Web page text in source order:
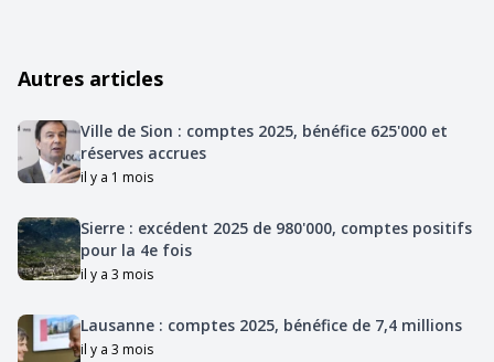
Autres articles
Ville de Sion : comptes 2025, bénéfice 625'000 et
réserves accrues
il y a 1 mois
Sierre : excédent 2025 de 980'000, comptes positifs
pour la 4e fois
il y a 3 mois
Lausanne : comptes 2025, bénéfice de 7,4 millions
il y a 3 mois